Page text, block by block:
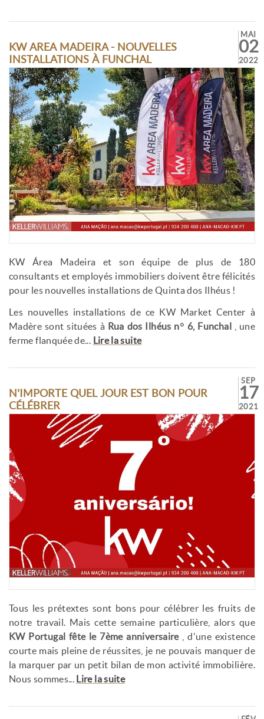
KW AREA MADEIRA - NOUVELLES
INSTALLATIONS À FUNCHAL
MAI
02
2022
KW Área Madeira et son équipe de plus de 180
consultants et employés immobiliers doivent être félicités
pour les nouvelles installations de Quinta dos Ilhéus !
Les nouvelles installations de ce KW Market Center à
Madère sont situées à Rua dos Ilhéus nº 6, Funchal
, une
ferme flanquée de... Lire la suite
N'IMPORTE QUEL JOUR EST BON POUR
CÉLÉBRER
SEP
17
2021
Tous les prétextes sont bons pour célébrer les fruits de
notre travail. Mais cette semaine particulière, alors que
KW Portugal fête le 7ème anniversaire, d'une existence
courte mais pleine de réussites, je ne pouvais manquer de
la marquer par un petit bilan de mon activité immobilière.
Nous sommes... Lire la suite